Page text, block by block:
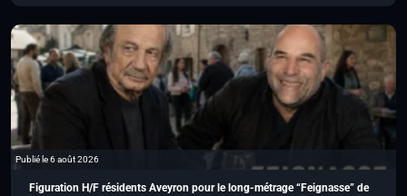
Publié le 6 août 2026
Figuration H/F résidents Aveyron pour le long-métrage “Feignasse” de